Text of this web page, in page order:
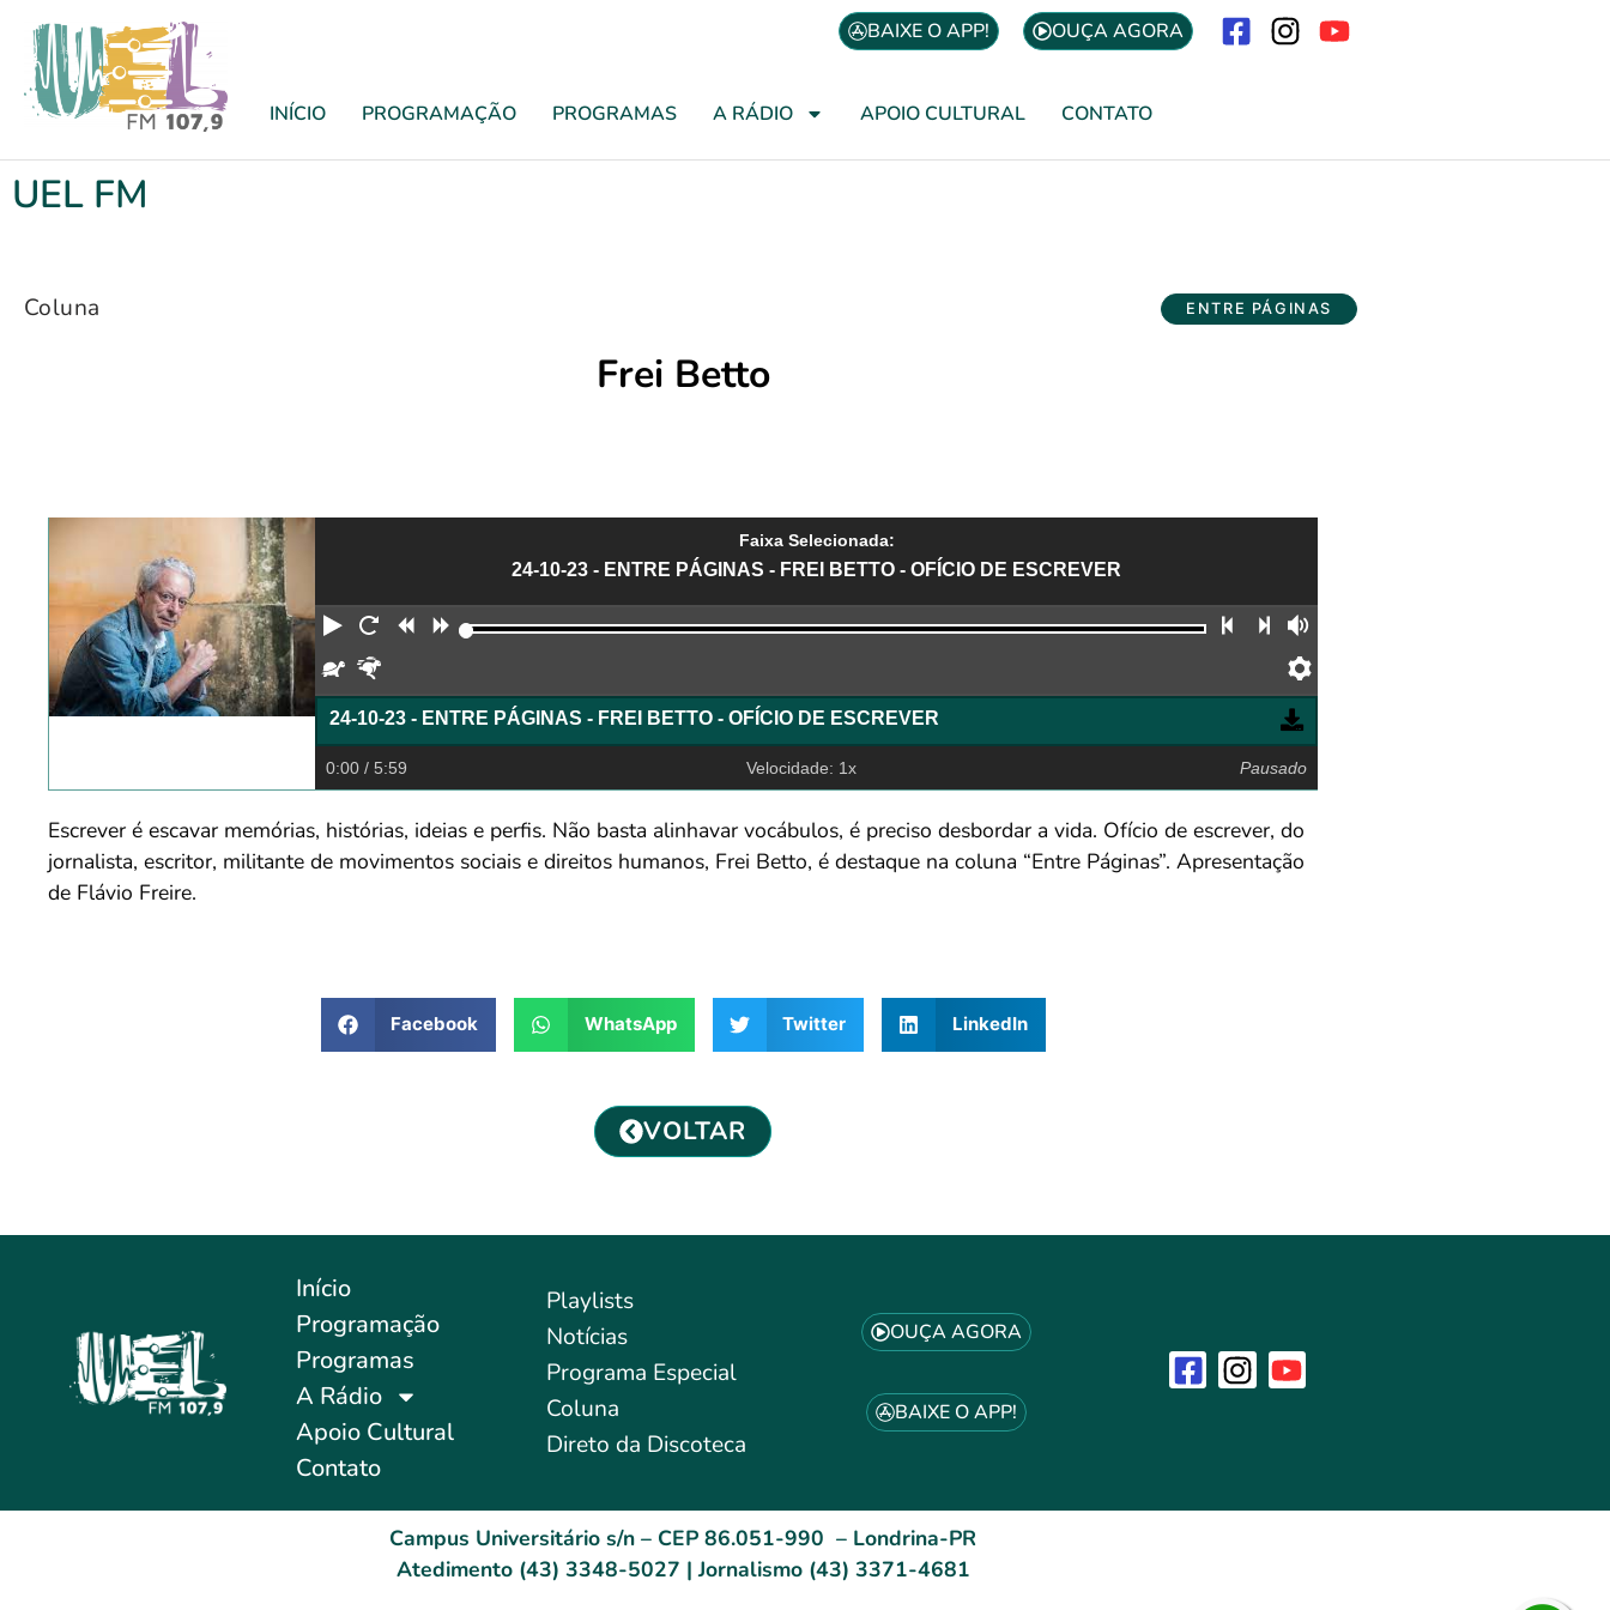
BAIXE O APP! OUÇA AGORA
INÍCIO PROGRAMAÇÃO PROGRAMAS A RÁDIO APOIO CULTURAL CONTATO
UEL FM
Coluna ENTRE PÁGINAS
Frei Betto
Faixa Selecionada:
24-10-23 - ENTRE PÁGINAS - FREI BETTO - OFÍCIO DE ESCREVER
Reproduzir
Reiniciar
Retroceder
Avançar Faixa anterior
Próxima faixa
Devagar
Preferências
24-10-23 - ENTRE PÁGINAS - FREI BETTO - OFÍCIO DE ESCREVER
0:00 / 5:59 Velocidade: 1x Pausado
Escrever é escavar memórias, histórias, ideias e perfis. Não basta alinhavar vocábulos, é preciso desbordar a vida. Ofício de escrever, do
jornalista, escritor, militante de movimentos sociais e direitos humanos, Frei Betto, é destaque na coluna “Entre Páginas”. Apresentação
de Flávio Freire.
Facebook WhatsApp Twitter LinkedIn
VOLTAR
Início
Programação
Programas
A Rádio
Apoio Cultural
Contato
Playlists
Notícias
Programa Especial
Coluna
Direto da Discoteca
OUÇA AGORA
BAIXE O APP!
Campus Universitário s/n – CEP 86.051-990 – Londrina-PR
Atedimento (43) 3348-5027 | Jornalismo (43) 3371-4681